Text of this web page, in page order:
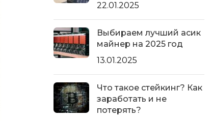
22.01.2025
Выбираем лучший асик
майнер на 2025 год
13.01.2025
Что такое стейкинг? Как
заработать и не
потерять?